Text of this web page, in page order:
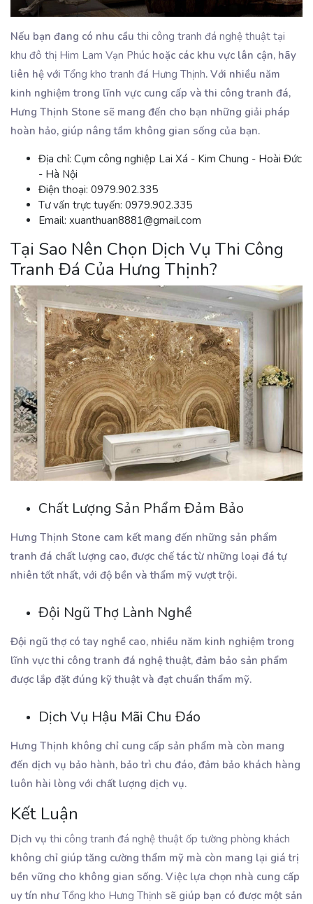
Nếu bạn đang có nhu cầu thi công tranh đá nghệ thuật tại
khu đô thị Him Lam Vạn Phúc hoặc các khu vực lân cận, hãy
liên hệ với Tổng kho tranh đá Hưng Thịnh. Với nhiều năm
kinh nghiệm trong lĩnh vực cung cấp và thi công tranh đá,
Hưng Thịnh Stone sẽ mang đến cho bạn những giải pháp
hoàn hảo, giúp nâng tầm không gian sống của bạn.
Địa chỉ: Cụm công nghiệp Lai Xá - Kim Chung - Hoài Đức
- Hà Nội
Điện thoại: 0979.902.335
Tư vấn trực tuyến: 0979.902.335
Email: xuanthuan8881@gmail.com
Tại Sao Nên Chọn Dịch Vụ Thi Công
Tranh Đá Của Hưng Thịnh?
Chất Lượng Sản Phẩm Đảm Bảo
Hưng Thịnh Stone cam kết mang đến những sản phẩm
tranh đá chất lượng cao, được chế tác từ những loại đá tự
nhiên tốt nhất, với độ bền và thẩm mỹ vượt trội.
Đội Ngũ Thợ Lành Nghề
Đội ngũ thợ có tay nghề cao, nhiều năm kinh nghiệm trong
lĩnh vực thi công tranh đá nghệ thuật, đảm bảo sản phẩm
được lắp đặt đúng kỹ thuật và đạt chuẩn thẩm mỹ.
Dịch Vụ Hậu Mãi Chu Đáo
Hưng Thịnh không chỉ cung cấp sản phẩm mà còn mang
đến dịch vụ bảo hành, bảo trì chu đáo, đảm bảo khách hàng
luôn hài lòng với chất lượng dịch vụ.
Kết Luận
Dịch vụ thi công tranh đá nghệ thuật ốp tường phòng khách
không chỉ giúp tăng cường thẩm mỹ mà còn mang lại giá trị
bền vững cho không gian sống. Việc lựa chọn nhà cung cấp
uy tín như Tổng kho Hưng Thịnh sẽ giúp bạn có được một sản